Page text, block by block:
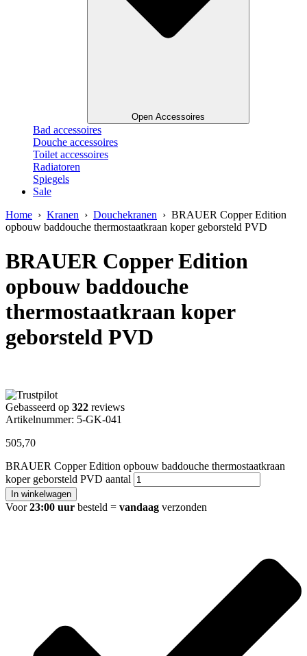
Open Accessoires
Bad accessoires
Douche accessoires
Toilet accessoires
Radiatoren
Spiegels
Sale
Home › Kranen › Douchekranen › BRAUER Copper Edition
opbouw baddouche thermostaatkraan koper geborsteld PVD
BRAUER Copper Edition
opbouw baddouche
thermostaatkraan koper
geborsteld PVD
Gebasseerd op 322 reviews
Artikelnummer: 5-GK-041
505,70
BRAUER Copper Edition opbouw baddouche thermostaatkraan
koper geborsteld PVD aantal
In winkelwagen
Voor23:00 uur besteld = vandaag verzonden